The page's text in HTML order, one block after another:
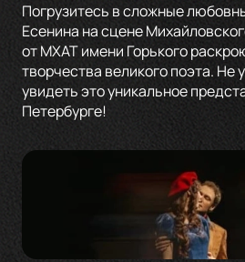
Погрузитесь в сложные
Есенина на сцене
от МХАТ имени Горького
творчества великого поэта. Не
увидеть это уникальное
Петербурге!